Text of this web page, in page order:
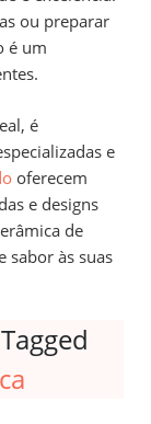
ou preparar
é um
é
e
oferecem
e designs
de
sabor às suas
Tagged